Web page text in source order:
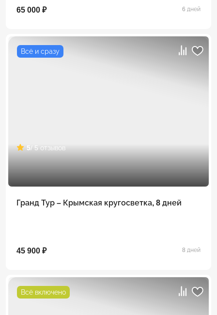
65 000 ₽ 6 дней
Всё и сразу
5/ 5 отзывов
Гранд Тур – Крымская кругосветка, 8 дней
45 900 ₽ 8 дней
Всё включено